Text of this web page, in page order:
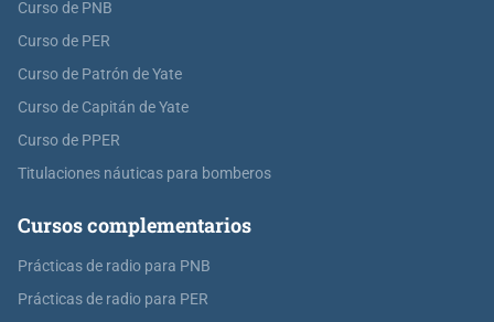
Curso de PNB
Curso de PER
Curso de Patrón de Yate
Curso de Capitán de Yate
Curso de PPER
Titulaciones náuticas para bomberos
Cursos complementarios
Prácticas de radio para PNB
Prácticas de radio para PER